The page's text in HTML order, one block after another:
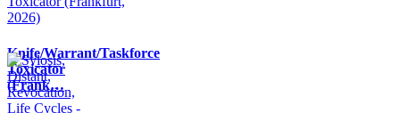
Knife/Warrant/Taskforce
Toxicator
(Frank…